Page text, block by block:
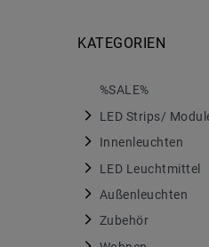
KATEGORIEN
%SALE%
LED Strips/
Innenleuchten
LED Leuchtmittel
Außenleuchten
Zubehör